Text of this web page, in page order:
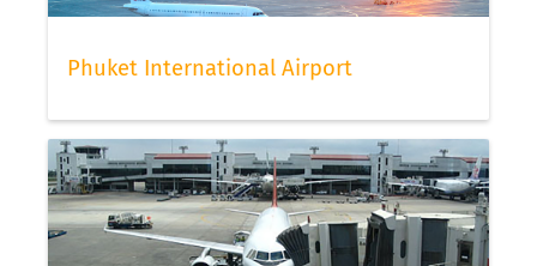
Phuket International Airport